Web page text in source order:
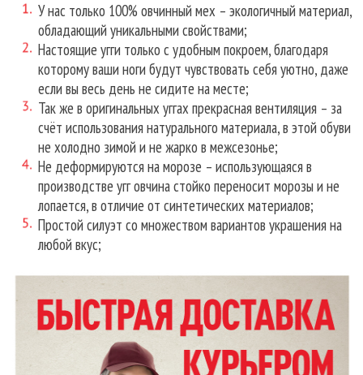
У нас только 100% овчинный мех – экологичный материал,
обладающий уникальными свойствами;
Настоящие угги только с удобным покроем, благодаря
которому ваши ноги будут чувствовать себя уютно, даже
если вы весь день не сидите на месте;
Так же в оригинальных уггах прекрасная вентиляция – за
счёт использования натурального материала, в этой обуви
не холодно зимой и не жарко в межсезонье;
Не деформируются на морозе – использующаяся в
производстве угг овчина стойко переносит морозы и не
лопается, в отличие от синтетических материалов;
Простой силуэт со множеством вариантов украшения на
любой вкус;